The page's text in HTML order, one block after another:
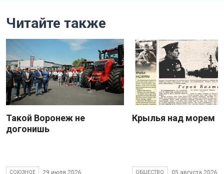
Читайте также
Такой Воронеж не
догонишь
СОЮЗНОЕ 29 июля 2026
Крылья над морем
ОБЩЕСТВО 05 августа 2026